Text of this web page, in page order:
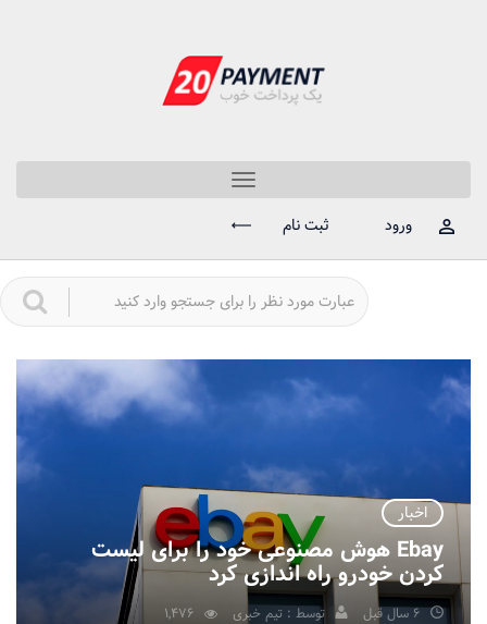
Toggle
navigation
ورود
ثبت نام
اخبار
Ebay هوش مصنوعی خود را برای لیست
کردن خودرو راه اندازی کرد
6 سال قبل توسط : تیم خبری